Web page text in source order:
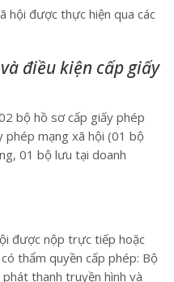
hội được thực hiện qua các
điều kiện cấp giấy
bộ hồ sơ cấp giấy phép
phép mạng xã hội (01 bộ
01 bộ lưu tại doanh
được nộp trực tiếp hoặc
thẩm quyền cấp phép: Bộ
thanh truyền hình và